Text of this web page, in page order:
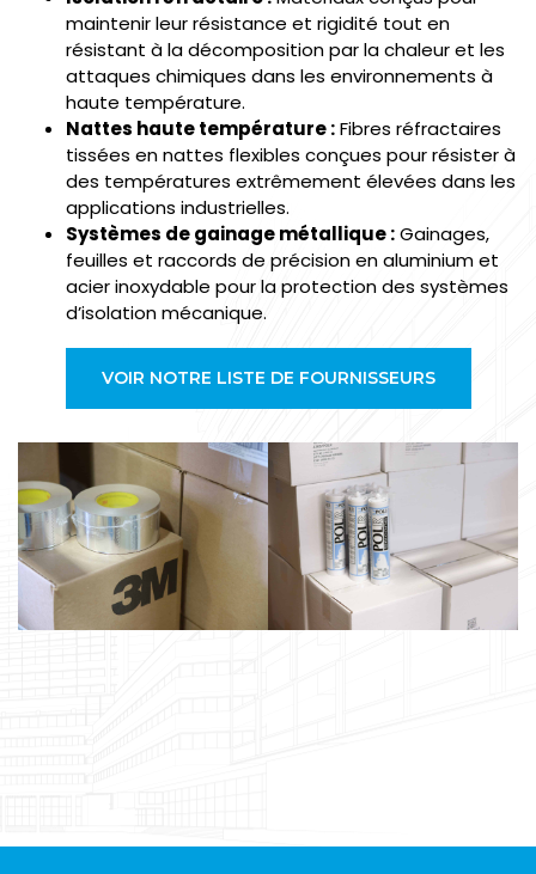
maintenir leur résistance et rigidité tout en
résistant à la décomposition par la chaleur et les
attaques chimiques dans les environnements à
haute température.
Nattes haute température :Fibres réfractaires
tissées en nattes flexibles conçues pour résister à
des températures extrêmement élevées dans les
applications industrielles.
Systèmes de gainage métallique :Gainages,
feuilles et raccords de précision en aluminium et
acier inoxydable pour la protection des systèmes
d’isolation mécanique.
VOIR NOTRE LISTE DE FOURNISSEURS